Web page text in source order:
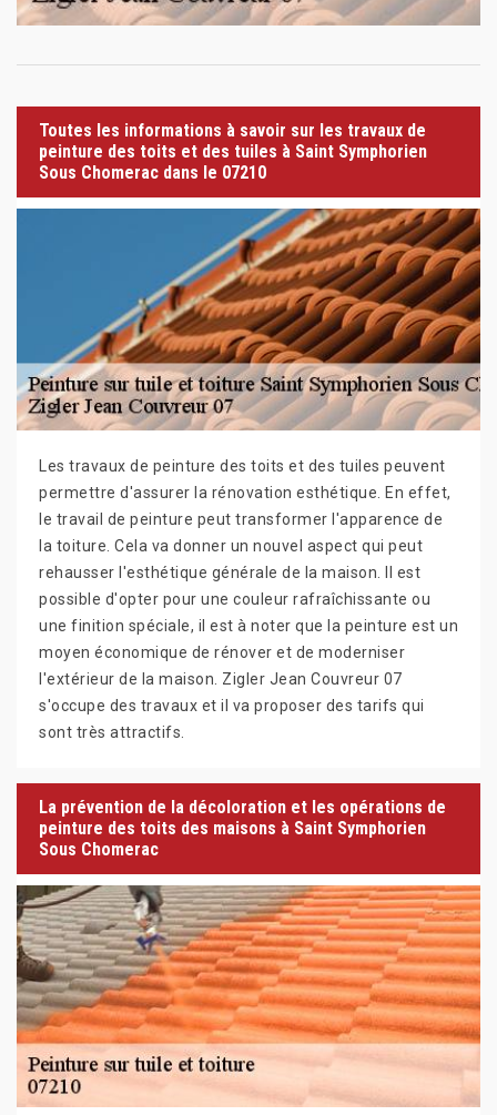
Toutes les informations à savoir sur les travaux de
peinture des toits et des tuiles à Saint Symphorien
Sous Chomerac dans le 07210
Les travaux de peinture des toits et des tuiles peuvent
permettre d'assurer la rénovation esthétique. En effet,
le travail de peinture peut transformer l'apparence de
la toiture. Cela va donner un nouvel aspect qui peut
rehausser l'esthétique générale de la maison. Il est
possible d'opter pour une couleur rafraîchissante ou
une finition spéciale, il est à noter que la peinture est un
moyen économique de rénover et de moderniser
l'extérieur de la maison. Zigler Jean Couvreur 07
s'occupe des travaux et il va proposer des tarifs qui
sont très attractifs.
La prévention de la décoloration et les opérations de
peinture des toits des maisons à Saint Symphorien
Sous Chomerac